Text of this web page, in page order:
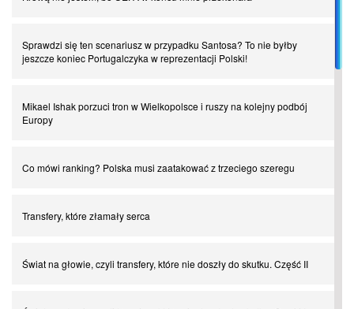
Sprawdzi się ten scenariusz w przypadku Santosa? To nie byłby
jeszcze koniec Portugalczyka w reprezentacji Polski!
Mikael Ishak porzuci tron w Wielkopolsce i ruszy na kolejny podbój
Europy
Co mówi ranking? Polska musi zaatakować z trzeciego szeregu
Transfery, które złamały serca
Świat na głowie, czyli transfery, które nie doszły do skutku. Część II